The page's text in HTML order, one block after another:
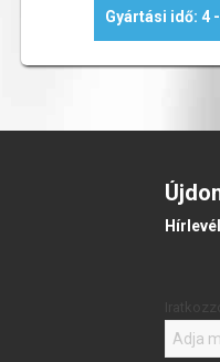
Gyártási idő: 4
Hírlevél